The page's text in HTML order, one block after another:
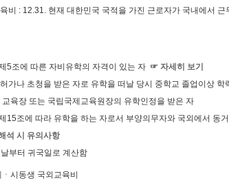
비 : 12.31. 현재 대한민국 국적을 가진 근로자가 국내에서 근
5조에 따른 자비유학의 자격이 있는 자 ☞ 자세히 보기
가나 초청을 받은 자로 유학을 떠날 당시 중학교 졸업이상 학
육장 또는 국립국제교육원장의 유학인정을 받은 자
15조에 따라 유학을 하는 자로서 부양의무자와 국외에서 동
석 시 유의사항
부터 귀국일로 계산함
시동생 국외교육비